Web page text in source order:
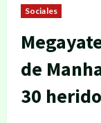
Sociales
de
30